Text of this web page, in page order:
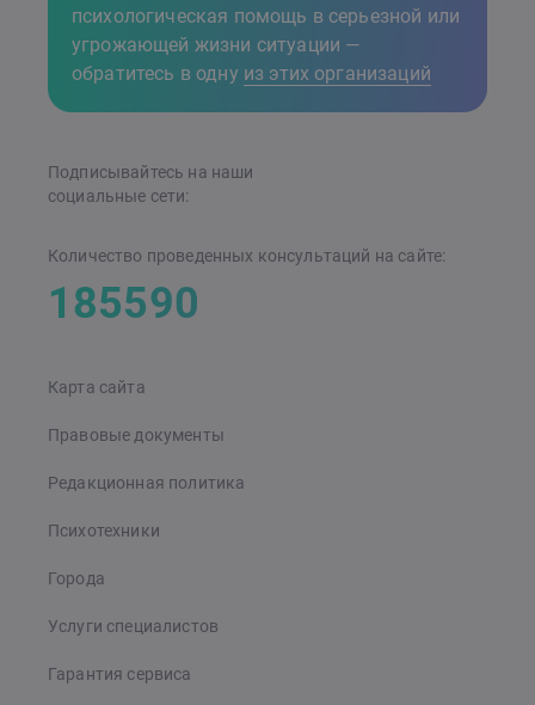
психологическая помощь в серьезной или
угрожающей жизни ситуации —
обратитесь в одну из этих организаций
Карта сайта
Правовые документы
Редакционная политика
Психотехники
Города
Услуги специалистов
Гарантия сервиса
Подписывайтесь на наши
cоциальные сети:
Количество проведенных консультаций на сайте:
185590